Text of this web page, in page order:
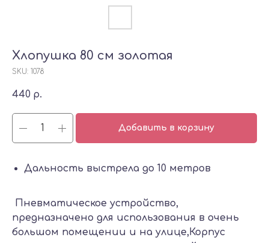
Хлопушка 80 см золотая
SKU: 1078
440 р.
Добавить в корзину
Дальность выстрела до 10 метров
Пневматическое устройство,
предназначено для использования в очень
большом помещении и на улице,Корпус